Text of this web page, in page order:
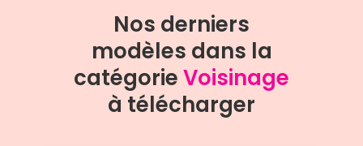
Nos derniers
modèles dans la
catégorieVoisinage
à télécharger